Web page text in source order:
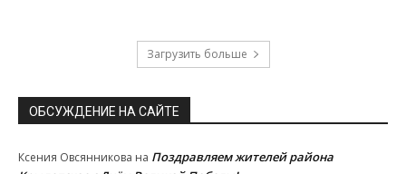
Загрузить больше
ОБСУЖДЕНИЕ НА САЙТЕ
Ксения Овсянникова на Поздравляем жителей района